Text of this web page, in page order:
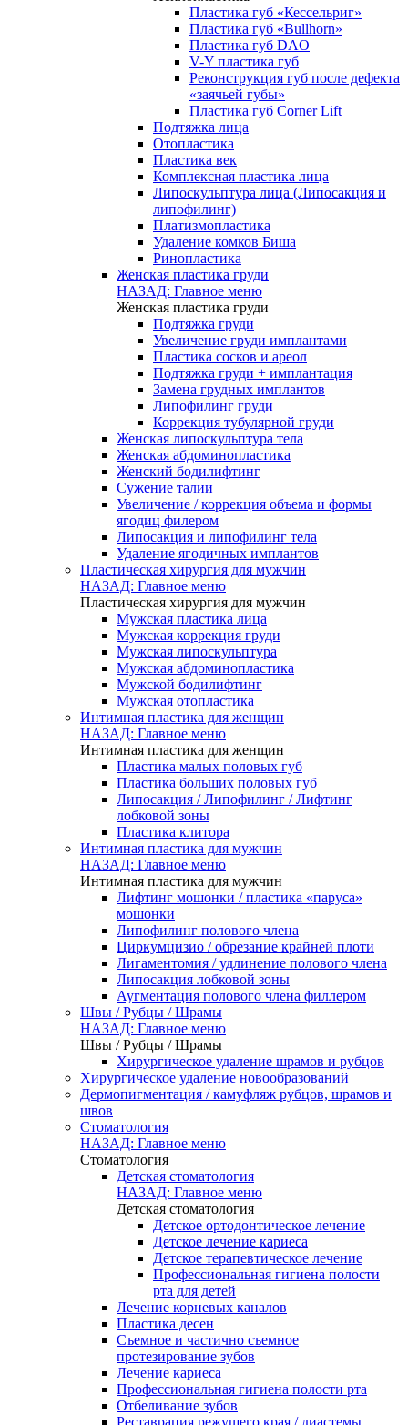
Пластика губ «Кессельриг»
Пластика губ «Bullhorn»
Пластика губ DAO
V-Y пластика губ
Реконструкция губ после дефекта
«заячьей губы»
Пластика губ Corner Lift
Подтяжка лица
Отопластика
Пластика век
Комплексная пластика лица
Липоскульптура лица (Липосакция и
липофилинг)
Платизмопластика
Удаление комков Биша
Ринопластика
Женская пластика груди
НАЗАД: Главное меню
Женская пластика груди
Подтяжка груди
Увеличение груди имплантами
Пластика сосков и ареол
Подтяжка груди + имплантация
Замена грудных имплантов
Липофилинг груди
Коррекция тубулярной груди
Женская липоскульптура тела
Женская абдоминопластика
Женский бодилифтинг
Сужение талии
Увеличение / коррекция объема и формы
ягодиц филером
Липосакция и липофилинг тела
Удаление ягодичных имплантов
Пластическая хирургия для мужчин
НАЗАД: Главное меню
Пластическая хирургия для мужчин
Мужская пластика лица
Мужская коррекция груди
Мужская липоскульптура
Мужская абдоминопластика
Мужской бодилифтинг
Мужская отопластика
Интимная пластика для женщин
НАЗАД: Главное меню
Интимная пластика для женщин
Пластика малых половых губ
Пластика больших половых губ
Липосакция / Липофилинг / Лифтинг
лобковой зоны
Пластика клитора
Интимная пластика для мужчин
НАЗАД: Главное меню
Интимная пластика для мужчин
Лифтинг мошонки / пластика «паруса»
мошонки
Липофилинг полового члена
Циркумцизио / обрезание крайней плоти
Лигаментомия / удлинение полового члена
Липосакция лобковой зоны
Аугментация полового члена филлером
Швы / Рубцы / Шрамы
НАЗАД: Главное меню
Швы / Рубцы / Шрамы
Хирургическое удаление шрамов и рубцов
Хирургическое удаление новообразований
Дермопигментация / камуфляж рубцов, шрамов и
швов
Стоматология
НАЗАД: Главное меню
Стоматология
Детская стоматология
НАЗАД: Главное меню
Детская стоматология
Детское ортодонтическое лечение
Детское лечение кариеса
Детское терапевтическое лечение
Профессиональная гигиена полости
рта для детей
Лечение корневых каналов
Пластика десен
Съемное и частично съемное
протезирование зубов
Лечение кариеса
Профессиональная гигиена полости рта
Отбеливание зубов
Реставрация режущего края / диастемы